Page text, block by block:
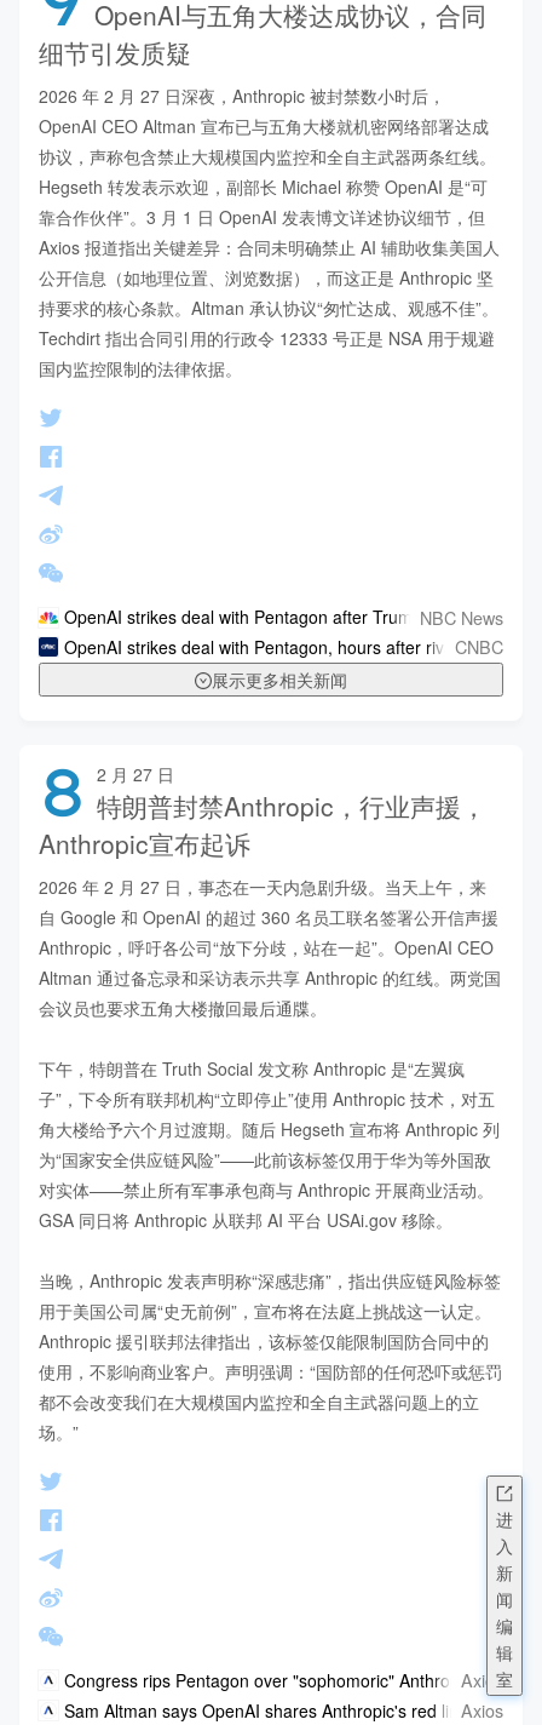
进
入
新
闻
编
辑
室
OpenAI与五角大楼达成协议，合同
细节引发质疑
2026 年 2 月 27 日深夜，Anthropic 被封禁数小时后，
OpenAI CEO Altman 宣布已与五角大楼就机密网络部署达成
协议，声称包含禁止大规模国内监控和全自主武器两条红线。
Hegseth 转发表示欢迎，副部长 Michael 称赞 OpenAI 是“可
靠合作伙伴”。3 月 1 日 OpenAI 发表博文详述协议细节，但
Axios 报道指出关键差异：合同未明确禁止 AI 辅助收集美国人
公开信息（如地理位置、浏览数据），而这正是 Anthropic 坚
持要求的核心条款。Altman 承认协议“匆忙达成、观感不佳”。
Techdirt 指出合同引用的行政令 12333 号正是 NSA 用于规避
国内监控限制的法律依据。
OpenAI strikes deal with Pentagon after Trump orders
NBC News
OpenAI strikes deal with Pentagon, hours after rivalCNBC
展示更多相关新闻
8 2 月 27 日
特朗普封禁Anthropic，行业声援，
Anthropic宣布起诉
2026 年 2 月 27 日，事态在一天内急剧升级。当天上午，来
自 Google 和 OpenAI 的超过 360 名员工联名签署公开信声援
Anthropic，呼吁各公司“放下分歧，站在一起”。OpenAI CEO
Altman 通过备忘录和采访表示共享 Anthropic 的红线。两党国
会议员也要求五角大楼撤回最后通牒。
下午，特朗普在 Truth Social 发文称 Anthropic 是“左翼疯
子”，下令所有联邦机构“立即停止”使用 Anthropic 技术，对五
角大楼给予六个月过渡期。随后 Hegseth 宣布将 Anthropic 列
为“国家安全供应链风险”——此前该标签仅用于华为等外国敌
对实体——禁止所有军事承包商与 Anthropic 开展商业活动。
GSA 同日将 Anthropic 从联邦 AI 平台 USAi.gov 移除。
当晚，Anthropic 发表声明称“深感悲痛”，指出供应链风险标签
用于美国公司属“史无前例”，宣布将在法庭上挑战这一认定。
Anthropic 援引联邦法律指出，该标签仅能限制国防合同中的
使用，不影响商业客户。声明强调：“国防部的任何恐吓或惩罚
都不会改变我们在大规模国内监控和全自主武器问题上的立
场。”
Congress rips Pentagon over "sophomoric" Anthropic fight
Axios
Sam Altman says OpenAI shares Anthropic's red lines in
Axios